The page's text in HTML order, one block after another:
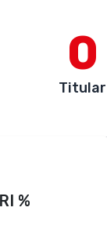
0
Titular
%